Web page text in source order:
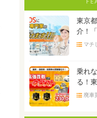
東京
介！
マチ
乗れ
る！
廃車